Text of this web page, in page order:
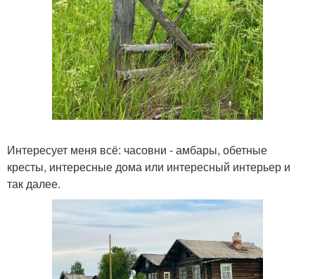
Интересует меня всё: часовни - амбары, обетные
кресты, интересные дома или интересный интерьер и
так далее.